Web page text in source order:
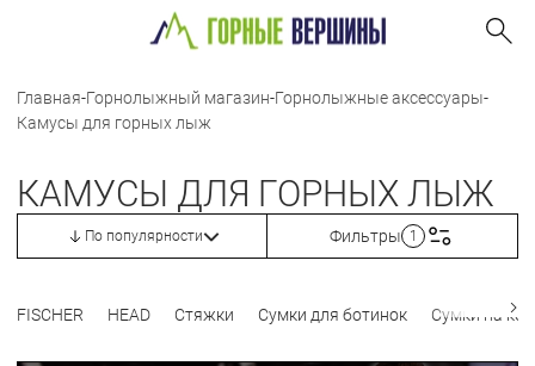
Главная-Горнолыжный магазин-Горнолыжные аксессуары-
Камусы для горных лыж
КАМУСЫ ДЛЯ ГОРНЫХ ЛЫЖ
По популярности Фильтры 1
FISCHER HEAD Стяжки Сумки для ботинок Сумки на